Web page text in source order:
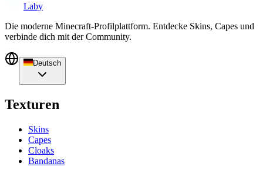
Laby
Die moderne Minecraft-Profilplattform. Entdecke Skins, Capes und
verbinde dich mit der Community.
Deutsch
Texturen
Skins
Capes
Cloaks
Bandanas